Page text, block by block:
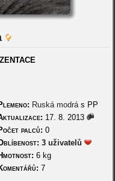
Ruská modrás PP
17. 8. 2013
palců: 0
3 uživatelů
6 kg
7